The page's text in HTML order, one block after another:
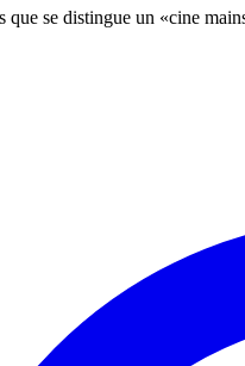
se distingue un «cine